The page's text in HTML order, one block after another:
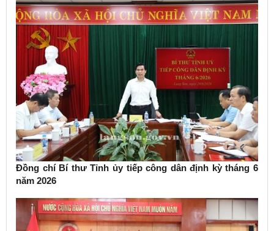
Đồng chí Bí thư Tỉnh ủy tiếp công dân định kỳ tháng 6
năm 2026